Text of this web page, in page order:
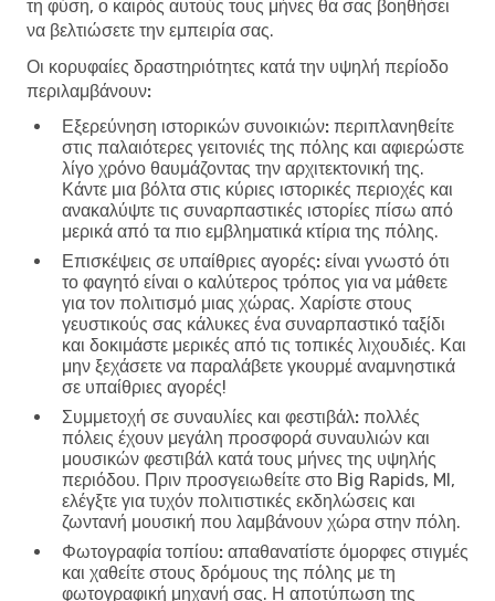
τη φύση, ο καιρός αυτούς τους μήνες θα σας βοηθήσει
να βελτιώσετε την εμπειρία σας.
Οι κορυφαίες δραστηριότητες κατά την υψηλή περίοδο
περιλαμβάνουν:
Εξερεύνηση ιστορικών συνοικιών: περιπλανηθείτε
στις παλαιότερες γειτονιές της πόλης και αφιερώστε
λίγο χρόνο θαυμάζοντας την αρχιτεκτονική της.
Κάντε μια βόλτα στις κύριες ιστορικές περιοχές και
ανακαλύψτε τις συναρπαστικές ιστορίες πίσω από
μερικά από τα πιο εμβληματικά κτίρια της πόλης.
Επισκέψεις σε υπαίθριες αγορές: είναι γνωστό ότι
το φαγητό είναι ο καλύτερος τρόπος για να μάθετε
για τον πολιτισμό μιας χώρας. Χαρίστε στους
γευστικούς σας κάλυκες ένα συναρπαστικό ταξίδι
και δοκιμάστε μερικές από τις τοπικές λιχουδιές. Και
μην ξεχάσετε να παραλάβετε γκουρμέ αναμνηστικά
σε υπαίθριες αγορές!
Συμμετοχή σε συναυλίες και φεστιβάλ: πολλές
πόλεις έχουν μεγάλη προσφορά συναυλιών και
μουσικών φεστιβάλ κατά τους μήνες της υψηλής
περιόδου. Πριν προσγειωθείτε στο Big Rapids, MI,
ελέγξτε για τυχόν πολιτιστικές εκδηλώσεις και
ζωντανή μουσική που λαμβάνουν χώρα στην πόλη.
Φωτογραφία τοπίου: απαθανατίστε όμορφες στιγμές
και χαθείτε στους δρόμους της πόλης με τη
φωτογραφική μηχανή σας. Η αποτύπωση της